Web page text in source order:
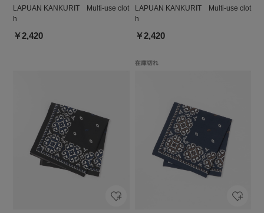
LAPUAN KANKURIT Multi-use clot
h
￥2,420
LAPUAN KANKURIT Multi-use clot
h
￥2,420